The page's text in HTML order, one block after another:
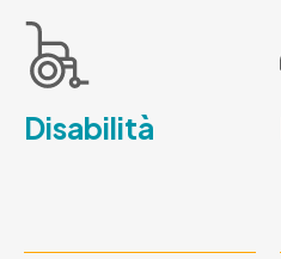
Disabilità